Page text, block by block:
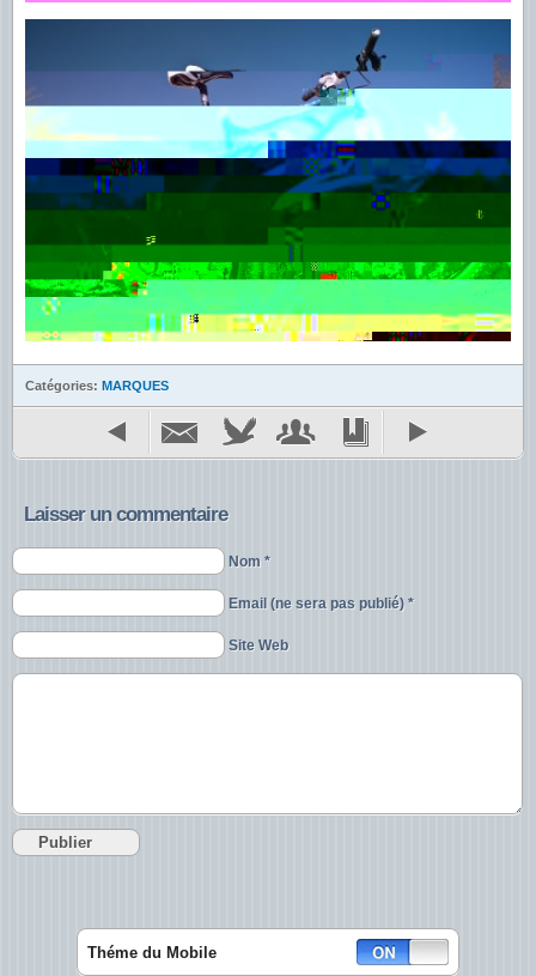
Catégories: MARQUES
Laisser un commentaire
Nom *
Email (ne sera pas publié) *
Site Web
Théme du Mobile